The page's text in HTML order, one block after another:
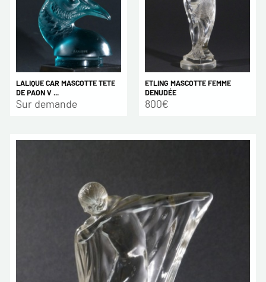
LALIQUE CAR MASCOTTE TETE
DE PAON V ...
Sur demande
ETLING MASCOTTE FEMME
DENUDÉE
800€